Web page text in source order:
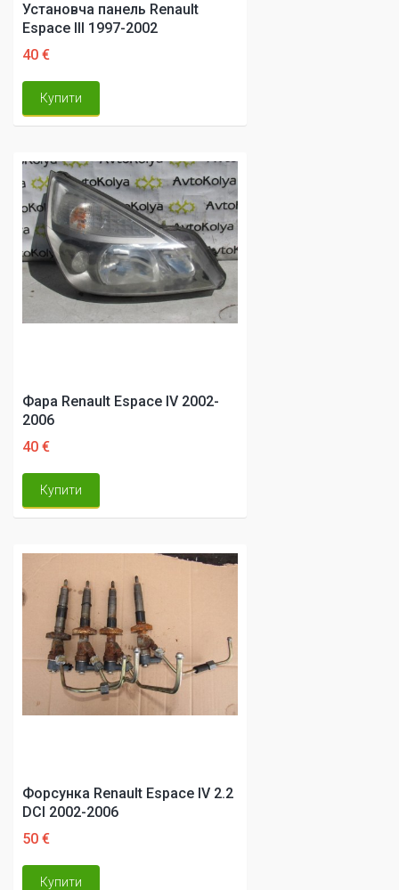
Установча панель Renault
Espace III 1997-2002
40 €
Купити
Фара Renault Espace IV 2002-
2006
40 €
Купити
Форсунка Renault Espace IV 2.2
DCI 2002-2006
50 €
Купити